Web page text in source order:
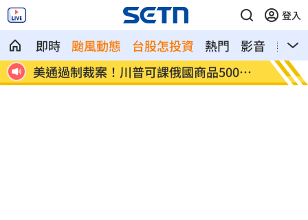
登入
即時 颱風動態 台股怎投資 熱門 影音
熱搜
新 美通過制裁案！川普可課俄國商品500%
關稅
日本